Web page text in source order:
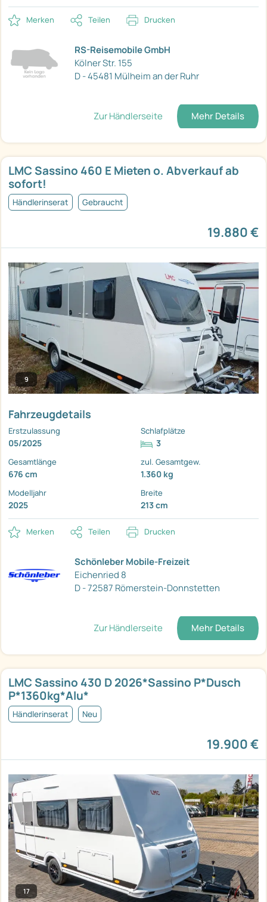
Merken Teilen Drucken
RS-Reisemobile GmbH
Kölner Str. 155
D - 45481 Mülheim an der Ruhr
Zur Händlerseite Mehr Details
LMC Sassino 460 E Mieten o. Abverkauf ab
sofort!
Händlerinserat Gebraucht
19.880 €
9
Fahrzeugdetails
Erstzulassung
05/2025
Schlafplätze
3
Gesamtlänge
676 cm
zul. Gesamtgew.
1.360 kg
Modelljahr
2025
Breite
213 cm
Merken Teilen Drucken
Schönleber Mobile-Freizeit
Eichenried 8
D - 72587 Römerstein-Donnstetten
Zur Händlerseite Mehr Details
LMC Sassino 430 D 2026*Sassino P*Dusch
P*1360kg*Alu*
Händlerinserat Neu
19.900 €
17